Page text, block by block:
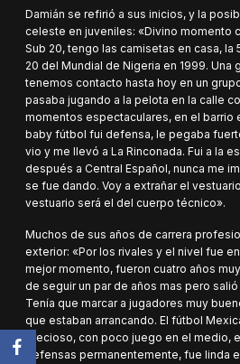
Damián se refirió a sus inicios, y la
celeste en juveniles: «Divino momento
Sub 20, tengo las camisetas en casa, la
20 del Mundial de Nigeria en 1999. Una
tenemos contacto hasta hoy en un
pasaba jugando a la pelota en la calle
momentos espectaculares, en el barrio
baby fútbol fui defensa, le pegaba
vio y me llevó a La Rinconada. Fui a la
después a Central Español, nunca me
se fue dando. Voy a extrañar el
vestuario será el del cuerpo técnico».
Muchos de sus años de carrera
exterior: «Por los rivales y el nivel fue
mejor momento, fueron cuatro años
de seguir un par de años mas pero
Tenía que marcar a jugadores muy
que estaban arrancando. El fútbol
precioso, con poco juego en el medio,
defensas permanentemente, fue linda